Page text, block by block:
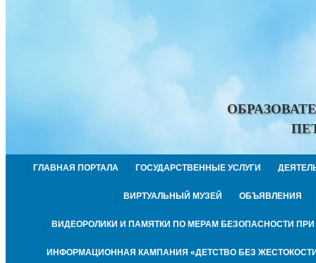
ГЛАВНАЯ ПОРТАЛА ГОСУДАРСТВЕННЫЕ УСЛУГИ
ВИРТУАЛЬНЫЙ МУЗЕЙ ОБЪЯВЛЕНИЯ
ВИДЕОРОЛИКИ И ПАМЯТКИ ПО МЕРАМ БЕЗОПАСНОСТИ
ИНФОРМАЦИОННАЯ КАМПАНИЯ «ДЕТСТВО БЕЗ